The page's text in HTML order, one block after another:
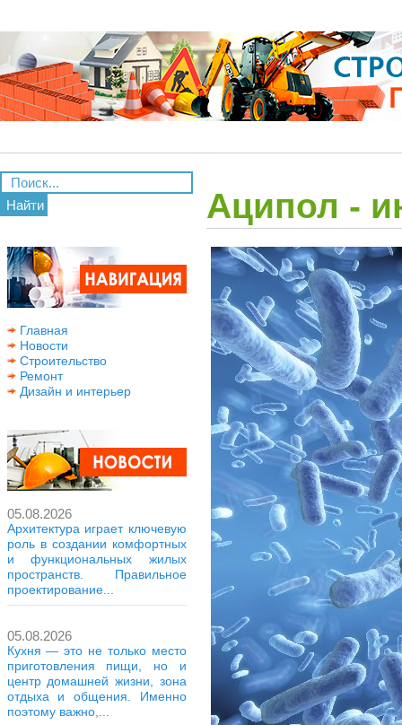
Найти
Главная
Новости
Строительство
Ремонт
Дизайн и интерьер
05.08.2026
Архитектура играет ключевую
роль в создании комфортных
и функциональных жилых
пространств. Правильное
проектирование...
05.08.2026
Кухня — это не только место
приготовления пищи, но и
центр домашней жизни, зона
отдыха и общения. Именно
поэтому важно,...
Аципол -